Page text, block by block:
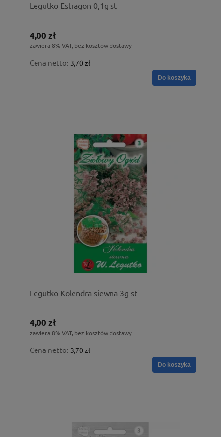
Legutko Estragon 0,1g st
4,00 zł
zawiera 8% VAT, bez kosztów dostawy
Cena netto: 3,70 zł
Do koszyka
Legutko Kolendra siewna 3g st
4,00 zł
zawiera 8% VAT, bez kosztów dostawy
Cena netto: 3,70 zł
Do koszyka